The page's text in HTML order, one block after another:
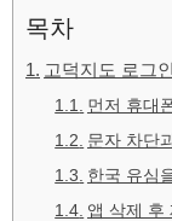
목차
고덕지도 로그
먼저 휴대
문자 차단
한국 유심
앱 삭제 후